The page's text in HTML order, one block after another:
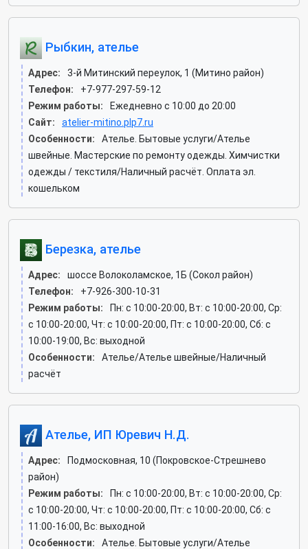
Рыбкин, ателье
Адрес:
3-й Митинский переулок, 1 (Митино район)
Телефон:
+7-977-297-59-12
Режим работы:
Ежедневно с 10:00 до 20:00
Сайт:
atelier-mitino.plp7.ru
Особенности:
Ателье. Бытовые услуги/Ателье
швейные. Мастерские по ремонту одежды. Химчистки
одежды / текстиля/Наличный расчёт. Оплата эл.
кошельком
Березка, ателье
Адрес:
шоссе Волоколамское, 1Б (Сокол район)
Телефон:
+7-926-300-10-31
Режим работы:
Пн: c 10:00-20:00, Вт: c 10:00-20:00, Ср:
c 10:00-20:00, Чт: c 10:00-20:00, Пт: c 10:00-20:00, Сб: c
10:00-19:00, Вс: выходной
Особенности:
Ателье/Ателье швейные/Наличный
расчёт
Ателье, ИП Юревич Н.Д.
Адрес:
Подмосковная, 10 (Покровское-Стрешнево
район)
Режим работы:
Пн: c 10:00-20:00, Вт: c 10:00-20:00, Ср:
c 10:00-20:00, Чт: c 10:00-20:00, Пт: c 10:00-20:00, Сб: c
11:00-16:00, Вс: выходной
Особенности:
Ателье. Бытовые услуги/Ателье